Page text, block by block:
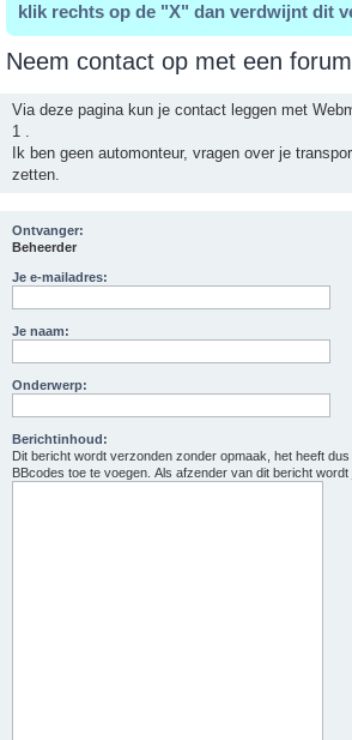
klik rechts op de "X" dan verdwijnt dit
Neem contact op met een
Via deze pagina kun je contact leggen met
1 .
Ik ben geen automonteur, vragen over je
zetten.
Ontvanger:
Beheerder
Je e-mailadres:
Je naam:
Onderwerp:
Berichtinhoud:
Dit bericht wordt verzonden zonder opmaak, het heeft
BBcodes toe te voegen. Als afzender van dit bericht wordt